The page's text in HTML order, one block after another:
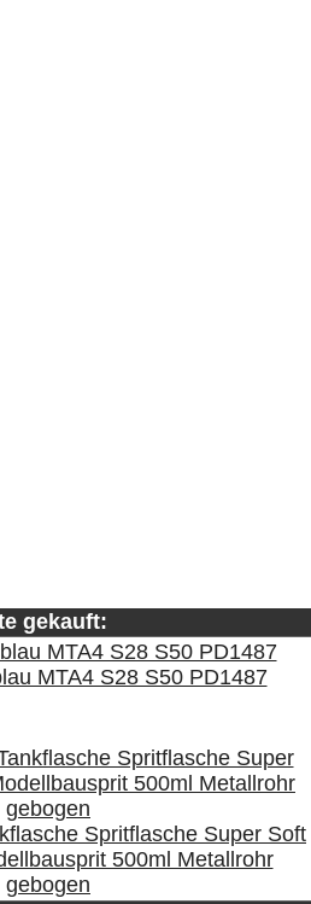
gekauft:
MTA4 S28 S50 PD1487
Spritflasche Super Soft
500ml Metallrohr
gebogen